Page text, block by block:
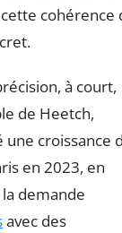
cette cohérence
à court,
de Heetch,
une croissance
en 2023, en
demande
avec des